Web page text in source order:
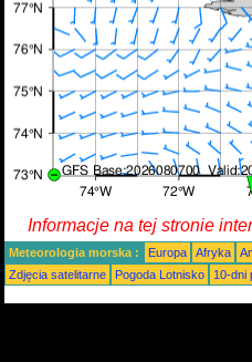
Informacje na tej stronie
Meteorologia morska : Europa Afryka
Zdjęcia satelitarne
Pogoda Lotnisko 10-dni